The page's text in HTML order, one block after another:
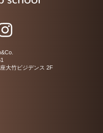
大竹ビジデンス 2F